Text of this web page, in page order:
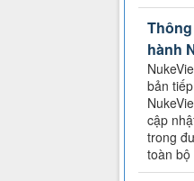
hành
bản
cập
trong
toàn